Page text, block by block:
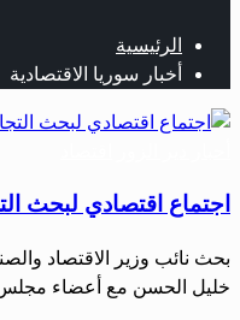
الرئيسية
أخبار سوريا الاقتصادية
اجتماع اقتصادي لبحث
بحث نائب وزير الاقتصاد
خليل الحسن مع أعضاء